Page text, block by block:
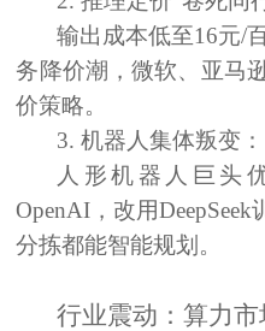
输出成本低至16元/
务降价潮，微软、亚马
价策略。
3. 机器人集体叛变：
人形机器人巨头
OpenAI，改用
分拣都能智能规划。
行业震动：算力